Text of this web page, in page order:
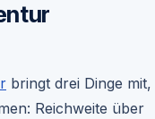
bringt drei Dinge mit,
Reichweite über